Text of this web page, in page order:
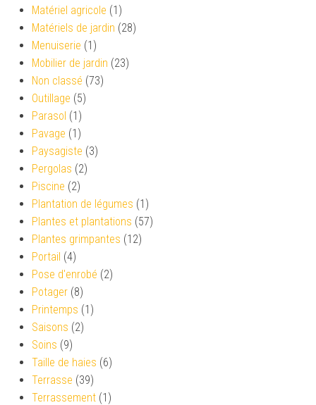
Matériel agricole (1)
Matériels de jardin (28)
Menuiserie (1)
Mobilier de jardin (23)
Non classé (73)
Outillage (5)
Parasol (1)
Pavage (1)
Paysagiste (3)
Pergolas (2)
Piscine (2)
Plantation de légumes (1)
Plantes et plantations (57)
Plantes grimpantes (12)
Portail (4)
Pose d'enrobé (2)
Potager (8)
Printemps (1)
Saisons (2)
Soins (9)
Taille de haies (6)
Terrasse (39)
Terrassement (1)